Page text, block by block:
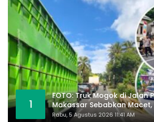
1
FOTO: Truk Mogok di Jalan
Makassar Sebabkan Macet,
Tangan
Rabu, 5 Agustus 2026 11:41 AM